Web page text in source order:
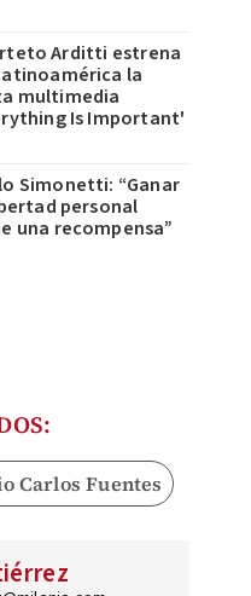
Arditti estrena
la
multimedia
Is Important'
Simonetti: “Ganar
personal
una recompensa”
Carlos Fuentes